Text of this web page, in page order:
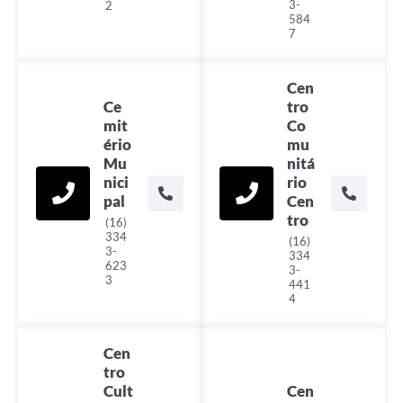
2
3-
584
7
Ce
mit
ério
Mu
nici
pal
(16)
334
3-
623
3
Cen
tro
Co
mu
nitá
rio
Cen
tro
(16)
334
3-
441
4
Cen
tro
Cult
Cen